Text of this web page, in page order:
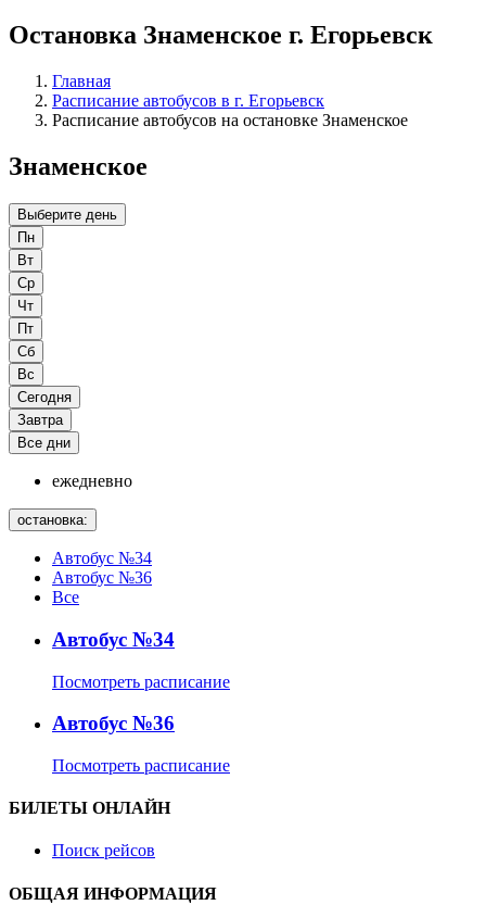
Остановка Знаменское г. Егорьевск
Главная
Расписание автобусов в г. Егорьевск
Расписание автобусов на остановке Знаменское
Знаменское
Выберите день
Пн
Вт
Ср
Чт
Пт
Сб
Вс
Сегодня
Завтра
Все дни
ежедневно
остановка:
Автобус №34
Автобус №36
Все
Автобус №34
Посмотреть расписание
Автобус №36
Посмотреть расписание
БИЛЕТЫ ОНЛАЙН
Поиск рейсов
ОБЩАЯ ИНФОРМАЦИЯ